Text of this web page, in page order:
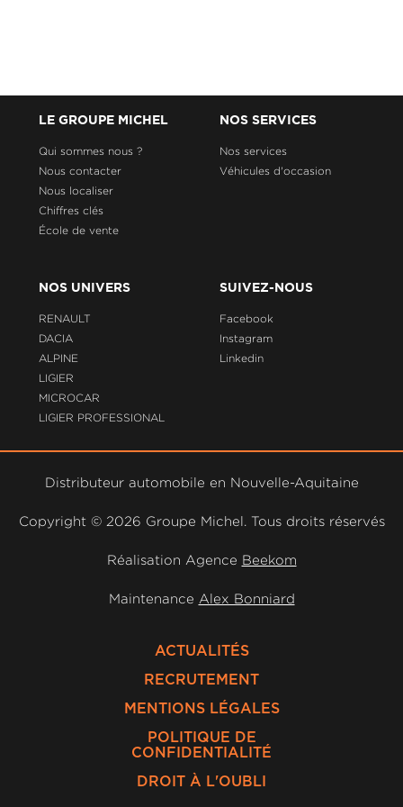
LE GROUPE MICHEL
Qui sommes nous ?
Nous contacter
Nous localiser
Chiffres clés
École de vente
NOS SERVICES
Nos services
Véhicules d'occasion
NOS UNIVERS
RENAULT
DACIA
ALPINE
LIGIER
MICROCAR
LIGIER PROFESSIONAL
SUIVEZ-NOUS
Facebook
Instagram
Linkedin
Distributeur automobile en Nouvelle-Aquitaine
Copyright © 2026 Groupe Michel. Tous droits réservés
Réalisation Agence Beekom
Maintenance Alex Bonniard
ACTUALITÉS
RECRUTEMENT
MENTIONS LÉGALES
POLITIQUE DE
CONFIDENTIALITÉ
DROIT À L'OUBLI